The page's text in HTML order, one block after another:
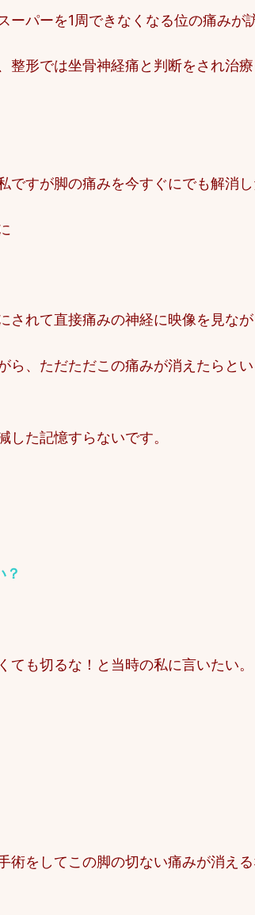
パーを1周できなくなる位の痛みが
形では坐骨神経痛と判断をされ治
すが脚の痛みを今すぐにでも解消
されて直接痛みの神経に映像を見な
、ただただこの痛みが消えたらと
た記憶すらないです。
？
も切るな！と当時の私に言いたい。
をしてこの脚の切ない痛みが消え